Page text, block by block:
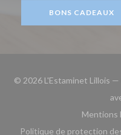
BONS CADEAUX
© 2026 L'Estaminet Lillois
Mentions
Politique de protection